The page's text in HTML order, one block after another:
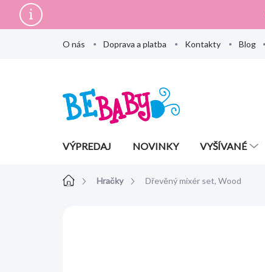
obsah
O nás Doprava a platba Kontakty Blog
VÝPREDAJ NOVINKY VYŠÍVANÉ
DomovHračky Dřevěný mixér set, Wood